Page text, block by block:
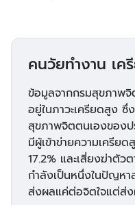
คนวัยทำงาน เค
ข้อมูลจากกรมสุขภาพ
อยู่ในภาวะเครียดสูง ซึ่
สุขภาพจิตตนเองของ
มีผู้เข้าข่ายความเครียด
17.2% และเสี่ยงฆ่าตั
กำลังเป็นหนึ่งในปัญหา
ส่งผลแค่ต่อจิตใจแต่ส่